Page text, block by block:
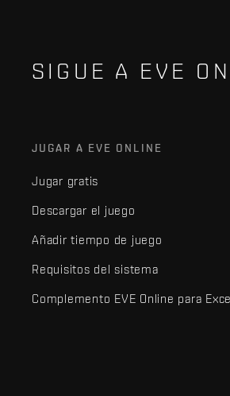
SIGUE A EVE
JUGAR A EVE ONLINE
Jugar gratis
Descargar el juego
Añadir tiempo de juego
Requisitos del sistema
Complemento EVE Online para